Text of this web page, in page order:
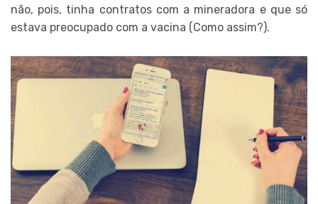
não, pois, tinha contratos com a mineradora e que só
estava preocupado com a vacina (Como assim?).